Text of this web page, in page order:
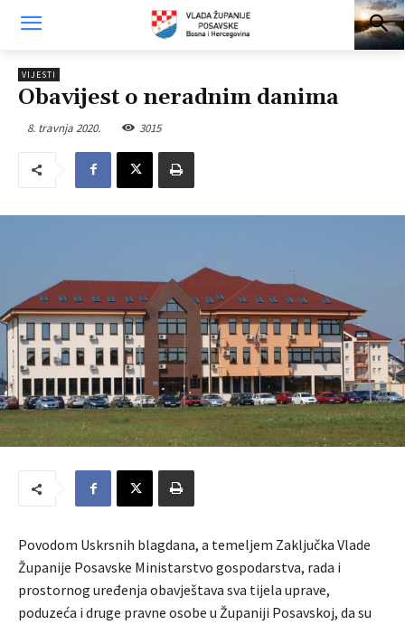
VIJESTI
Obavijest o neradnim danima
8. travnja 2020. 3015
Povodom Uskrsnih blagdana, a temeljem Zaključka Vlade
Županije Posavske Ministarstvo gospodarstva, rada i
prostornog uređenja obavještava sva tijela uprave,
poduzeća i druge pravne osobe u Županiji Posavskoj, da su